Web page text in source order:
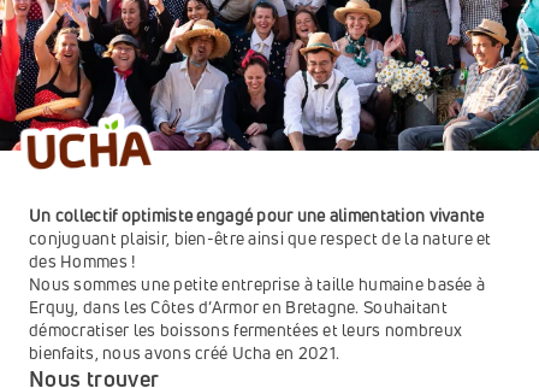
Un collectif optimiste engagé pour une alimentation vivante
conjuguant plaisir, bien-être ainsi que respect de la nature et
des Hommes !
Nous sommes une petite entreprise à taille humaine basée à
Erquy, dans les Côtes d’Armor en Bretagne. Souhaitant
démocratiser les boissons fermentées et leurs nombreux
bienfaits, nous avons créé Ucha en 2021.
Nous trouver